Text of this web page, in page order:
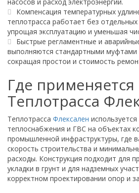
Компенсация температурных
теплотрасса работает без
упрощая эксплуатацию и уменьшая
Быстрые регламентные и
выполняются стандартными муфтами
сокращая простои и стоимость
Где применяется
Теплотрасса
Теплотрасса Флексален
теплоснабжения и ГВС на объектах
промышленной инфраструктуры, где
скорость строительства и
расходы. Конструкция подходит для
укладки в грунт и для надземных
корректном проектировании опор и